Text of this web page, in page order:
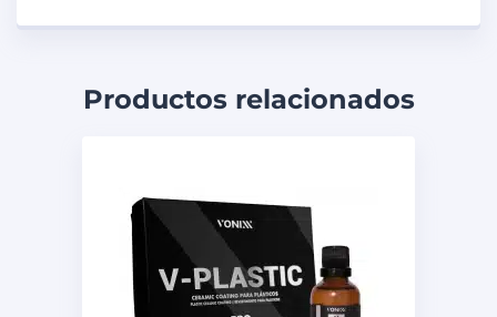
Productos relacionados